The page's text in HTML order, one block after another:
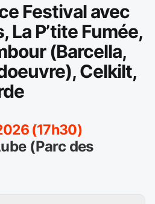
Festival avec
La P’tite Fumée,
(Barcella,
Celkilt,
(17h30)
(Parc des